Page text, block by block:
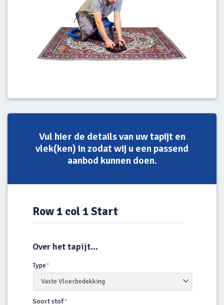
Vul hier de details van uw tapijt en
vlek(ken) in zodat wij u een passend
aanbod kunnen doen.
Row 1 col 1 Start
Over het tapijt...
Type*
Soort stof*